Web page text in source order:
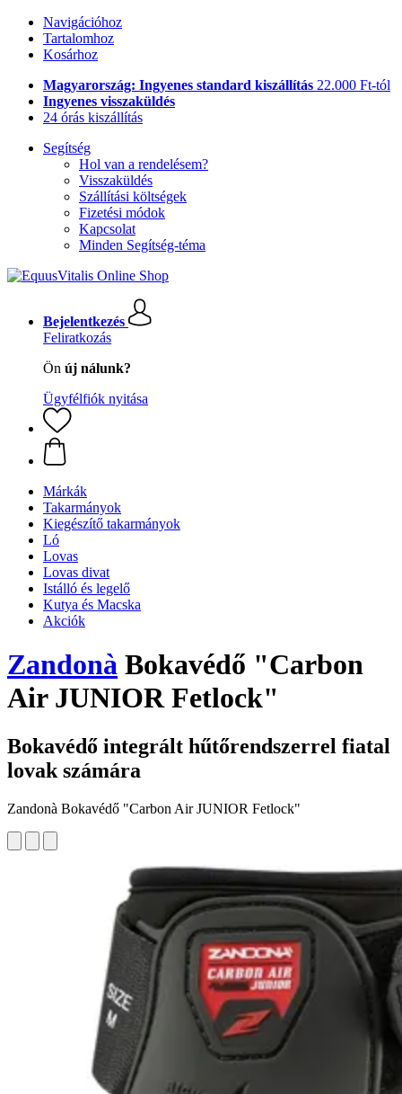
Navigációhoz
Tartalomhoz
Kosárhoz
Magyarország: Ingyenes standard kiszállítás 22.000 Ft-tól
Ingyenes visszaküldés
24 órás kiszállítás
Segítség
Hol van a rendelésem?
Visszaküldés
Szállítási költségek
Fizetési módok
Kapcsolat
Minden Segítség-téma
Bejelentkezés
Feliratkozás
Ön új nálunk?
Ügyfélfiók nyitása
Márkák
Takarmányok
Kiegészítő takarmányok
Ló
Lovas
Lovas divat
Istálló és legelő
Kutya és Macska
Akciók
Zandonà Bokavédő "Carbon
Air JUNIOR Fetlock"
Bokavédő integrált hűtőrendszerrel fiatal
lovak számára
Zandonà Bokavédő "Carbon Air JUNIOR Fetlock"